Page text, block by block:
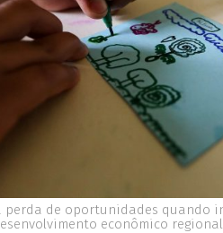
perda de oportunidades quando
econômico